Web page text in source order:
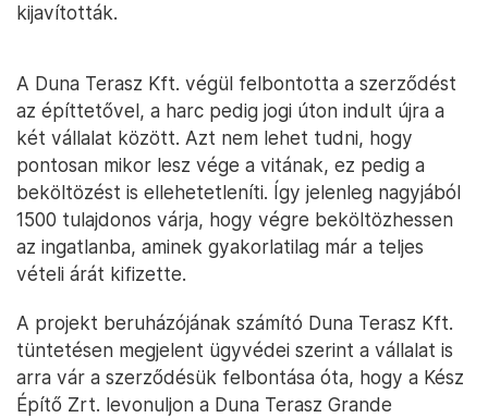
kijavították.
A Duna Terasz Kft. végül felbontotta a szerződést
az építtetővel, a harc pedig jogi úton indult újra a
két vállalat között. Azt nem lehet tudni, hogy
pontosan mikor lesz vége a vitának, ez pedig a
beköltözést is ellehetetleníti. Így jelenleg nagyjából
1500 tulajdonos várja, hogy végre beköltözhessen
az ingatlanba, aminek gyakorlatilag már a teljes
vételi árát kifizette.
A projekt beruházójának számító Duna Terasz Kft.
tüntetésen megjelent ügyvédei szerint a vállalat is
arra vár a szerződésük felbontása óta, hogy a Kész
Építő Zrt. levonuljon a Duna Terasz Grande